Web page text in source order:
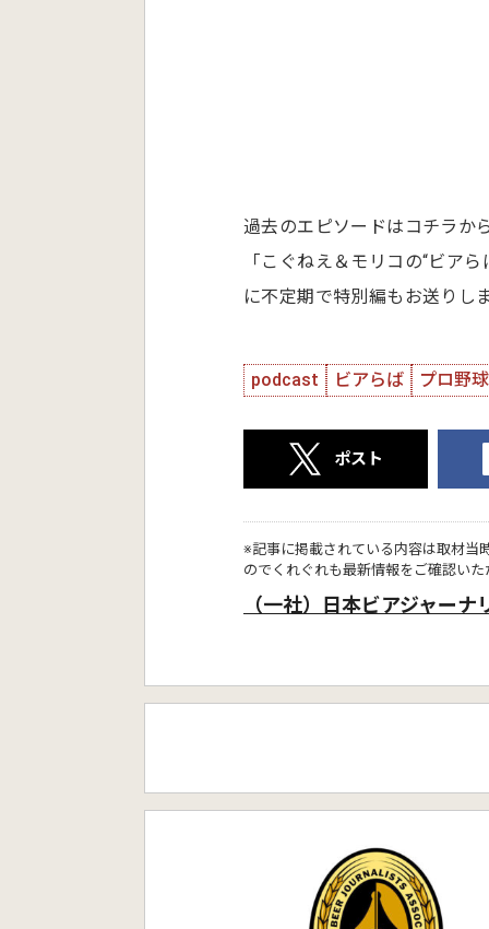
過去のエピソードはコチ
「こぐねえ＆モリコの“ビア
に不定期で特別編もお送りし
podcast ビアらば プロ野球
ポスト
※記事に掲載されている内容は取材当
のでくれぐれも最新情報をご確認い
（一社）日本ビアジャー